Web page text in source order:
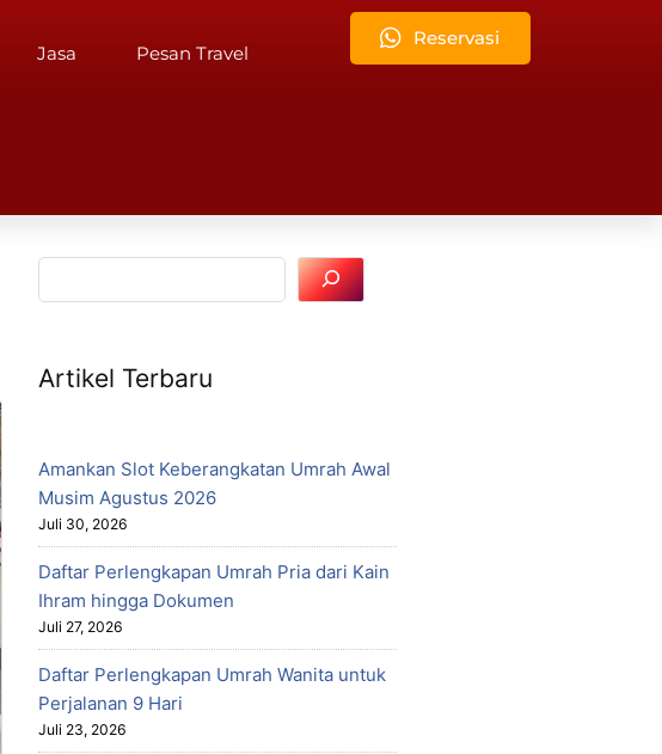
Jasa Pesan Travel
Reservasi
Artikel Terbaru
Amankan Slot Keberangkatan Umrah Awal
Musim Agustus 2026
Juli 30, 2026
Daftar Perlengkapan Umrah Pria dari Kain
Ihram hingga Dokumen
Juli 27, 2026
Daftar Perlengkapan Umrah Wanita untuk
Perjalanan 9 Hari
Juli 23, 2026